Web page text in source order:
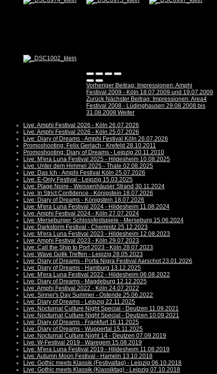
Vorheriger Beitrag: Impressionen: Amphi
Festival 2009 - Köln 18.07.2009 und 19.07.2009
Zurück Nächster Beitrag: Impressionen: Area4
Festival 2008 - Lüdinghausen 29.08.2008 bis
31.08.2008 Weiter
Live: Amphi Festival 2026 - Köln 26.07.2026
Live: Amphi Festival 2026 - Köln 25.07.2026
Live: Diary of Dreams - Amphi Festival Köln 26.07.2026
Promoshooting: Felix Gerlach - Krefeld 28.10.2011
Promoshooting: Diary of Dreams - Leipzig 20.11.2010
Live: M'era Luna Festival 2025 - Hildesheim 10.08.2025
Live: Unter dem Himmel 2025 - Thale 02.08.2025
Live: Das Ich - Amphi Festival Köln 25.07.2026
Live: E-Only Festival - Leipzig 15.03.2025
Live: Plage Noire - Weissenhäuser Strand 30.11.2024
Live: In Strict Confidence - Königstein 18.07.2026
Live: Diary of Dreams - Königstein 18.07.2026
Live: M'era Luna Festival 2024 - Hildesheim 11.08.2024
Live: Amphi Festival 2024 - Köln 27.07.2024
Live: Merseburger Schlossfestspiele - Merseburg 15.06.2024
Live: Darkstorm Festival - Chemnitz 25.12.2023
Live: M'era Luna Festival 2023 - Hildesheim 12.08.2023
Live: Amphi Festival 2023 - Köln 29.07.2023
Live: Call the Ship to Port 2023 - Köln 28.07.2023
Live: Wave Gotik Treffen - Leipzig 28.05.2023
Live: Diary of Dreams - Porta Nigra Festival Aarschot 23.01.2026
Live: Diary of Dreams - Hamburg 13.12.2025
Live: M'era Luna Festival 2022 - Hildesheim 06.08.2022
Live: Diary of Dreams - Magdeburg 12.12.2025
Live: Amphi Festival 2022 - Köln 24.07.2022
Live: Sinner's Day Summer - Ostende 25.06.2022
Live: Diary of Dreams - Leipzig 22.11.2025
Live: Nocturnal Culture Night Special - Deutzen 11.09.2021
Live: Nocturnal Culture Night Special - Deutzen 10.09.2021
Live: Diary of Dreams - Frankfurt 16.11.2025
Live: Diary of Dreams - Wuppertal 15.11.2025
Live: Nocturnal Culture Night 14 - Deutzen 07.09.2019
Live: W-Festival 2019 - Waregem 15.08.2019
Live: M'era Luna Festival 2019 - Hildesheim 11.08.2019
Live: Autumn Moon Festival - Hameln 13.10.2018
Live: Gothic meets Klassik (Festivaltag) - Leipzig 06.10.2018
Live: Gothic meets Klassik (Klassiktag) - Leipzig 07.10.2018